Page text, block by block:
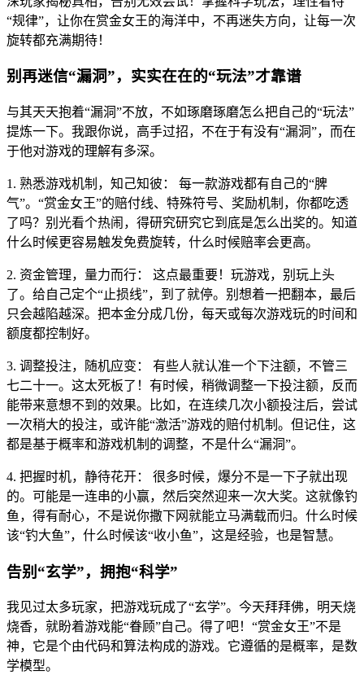
“规律”，让你在赏金女王的海洋中，不再迷失方向，让每一次
旋转都充满期待！
别再迷信“漏洞”，实实在在的“玩法”才靠谱
与其天天抱着“漏洞”不放，不如琢磨琢磨怎么把自己的“玩法”
提炼一下。我跟你说，高手过招，不在于有没有“漏洞”，而在
于他对游戏的理解有多深。
1. 熟悉游戏机制，知己知彼： 每一款游戏都有自己的“脾
气”。“赏金女王”的赔付线、特殊符号、奖励机制，你都吃透
了吗？别光看个热闹，得研究研究它到底是怎么出奖的。知道
什么时候更容易触发免费旋转，什么时候赔率会更高。
2. 资金管理，量力而行： 这点最重要！玩游戏，别玩上头
了。给自己定个“止损线”，到了就停。别想着一把翻本，最后
只会越陷越深。把本金分成几份，每天或每次游戏玩的时间和
额度都控制好。
3. 调整投注，随机应变： 有些人就认准一个下注额，不管三
七二十一。这太死板了！有时候，稍微调整一下投注额，反而
能带来意想不到的效果。比如，在连续几次小额投注后，尝试
一次稍大的投注，或许能“激活”游戏的赔付机制。但记住，这
都是基于概率和游戏机制的调整，不是什么“漏洞”。
4. 把握时机，静待花开： 很多时候，爆分不是一下子就出现
的。可能是一连串的小赢，然后突然迎来一次大奖。这就像钓
鱼，得有耐心，不是说你撒下网就能立马满载而归。什么时候
该“钓大鱼”，什么时候该“收小鱼”，这是经验，也是智慧。
告别“玄学”，拥抱“科学”
我见过太多玩家，把游戏玩成了“玄学”。今天拜拜佛，明天烧
烧香，就盼着游戏能“眷顾”自己。得了吧！“赏金女王”不是
神，它是个由代码和算法构成的游戏。它遵循的是概率，是数
学模型。